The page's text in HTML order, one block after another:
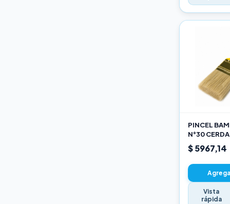
PINCEL
N°30
$ 5967,14
Vista
rápida